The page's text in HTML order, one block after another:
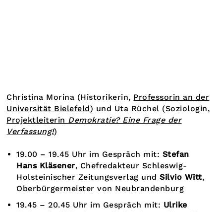
Christina Morina (Historikerin, Professorin an der
Universität Bielefeld) und Uta Rüchel (Soziologin,
Projektleiterin Demokratie? Eine Frage der
Verfassung!)
19.00 – 19.45 Uhr im Gespräch mit: Stefan
Hans Kläsener, Chefredakteur Schleswig-
Holsteinischer Zeitungsverlag undSilvio Witt,
Oberbürgermeister von Neubrandenburg
19.45 – 20.45 Uhr im Gespräch mit: Ulrike